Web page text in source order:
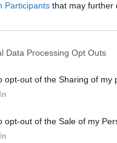
Participants that may further
Data Processing Opt Outs
opt-out of the Sharing of my
opt-out of the Sale of my
fundamentos de